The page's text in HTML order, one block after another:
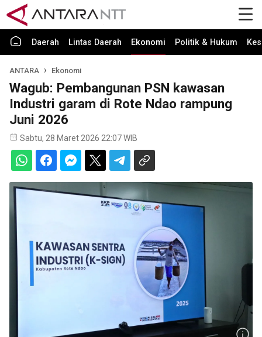
Daerah Lintas Daerah Ekonomi Politik & Hukum
ANTARA Ekonomi
Wagub: Pembangunan PSN kawasan
Industri garam di Rote Ndao rampung
Juni 2026
Sabtu, 28 Maret 2026 22:07 WIB